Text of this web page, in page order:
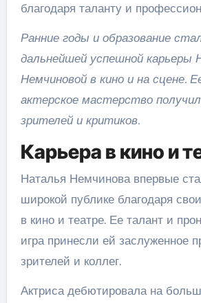
благодаря таланту и
Ранние годы и образование
дальнейшей успешной карьеры
Немчиновой в кино и на сцене.
актерское мастерство
зрителей и критиков.
Карьера в кино и
Наталья Немчинова впервые
широкой публике благодаря
в кино и театре. Ее талант и
игра принесли ей заслуженное
зрителей и коллег.
Актриса дебютировала на